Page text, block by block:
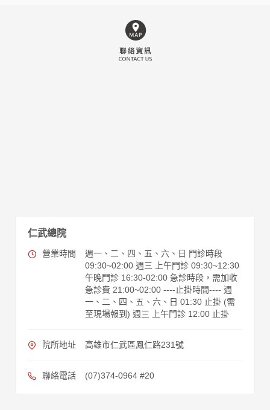
睛。 兔子在自然界是處於被掠食的生物，所以他們很會忍受讓自
己看起來是健康的以免被列為獵食對象。所以定期的健康檢查是
相當重要的。如果發現與平常表現不一樣建議提早就醫，讓專業
仁武總院
營業時間
週一、二、四、五、六、日 門診時段
09:30~02:00 週三 上午門診 09:30~12:30
午晚門診 16:30-02:00 急診時段，需加收
急診費 21:00~02:00 ----止掛時間---- 週
一、二、四、五、六、日 01:30 止掛 (需
至現場報到) 週三 上午門診 12:00 止掛
院所地址 高雄市仁武區鳳仁路231號
聯絡電話 (07)374-0964 #20